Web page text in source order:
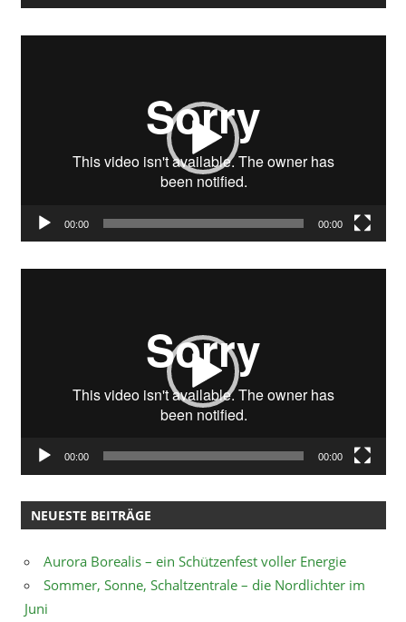
00:00 00:00
00:00 00:00
NEUESTE BEITRÄGE
Aurora Borealis – ein Schützenfest voller Energie
Sommer, Sonne, Schaltzentrale – die Nordlichter im
Juni